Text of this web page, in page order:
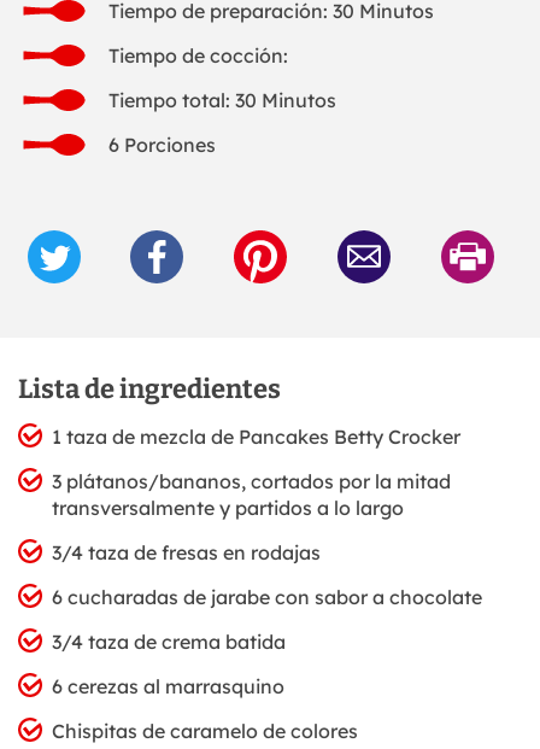
Tiempo de preparación: 30 Minutos
Tiempo de cocción:
Tiempo total: 30 Minutos
6 Porciones
Lista de ingredientes
1 taza de mezcla de Pancakes Betty Crocker
3 plátanos/bananos, cortados por la mitad
transversalmente y partidos a lo largo
3/4 taza de fresas en rodajas
6 cucharadas de jarabe con sabor a chocolate
3/4 taza de crema batida
6 cerezas al marrasquino
Chispitas de caramelo de colores